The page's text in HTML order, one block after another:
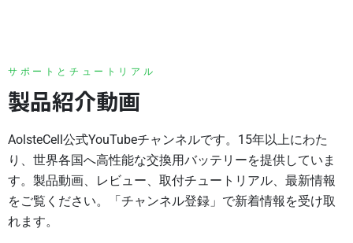
サポートとチュートリアル
製品紹介動画
AolsteCell公式YouTubeチャンネルです。15年以上にわた
り、世界各国へ高性能な交換用バッテリーを提供していま
す。製品動画、レビュー、取付チュートリアル、最新情報
をご覧ください。「チャンネル登録」で新着情報を受け取
れます。